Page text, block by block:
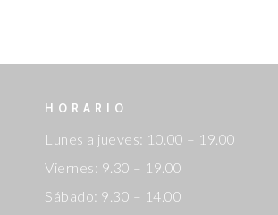
HORARIO
Lunes a jueves: 10.00 – 19.00
Viernes: 9.30 – 19.00
Sábado: 9.30 – 14.00